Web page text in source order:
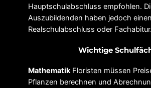
Hauptschulabschluss empfohlen.
Auszubildenden haben jedoch einen
Realschulabschluss oder Fachabitur.
Wichtige
Mathematik Floristen müssen
Pflanzen berechnen und